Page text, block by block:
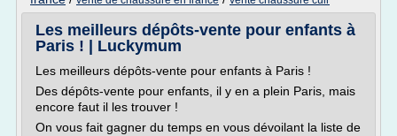
Les meilleurs dépôts-vente pour enfants à
Paris ! | Luckymum
Les meilleurs dépôts-vente pour enfants à Paris !
Des dépôts-vente pour enfants, il y en a plein Paris, mais
encore faut il les trouver !
On vous fait gagner du temps en vous dévoilant la liste de